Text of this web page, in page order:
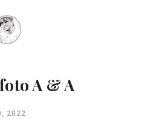
A & A
2022